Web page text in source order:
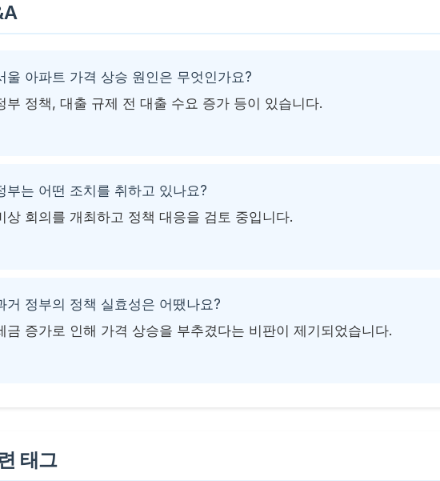
울 아파트 가격 상승 원인은 무엇인가요?
부 정책, 대출 규제 전 대출 수요 증가 등이 있습니다.
부는 어떤 조치를 취하고 있나요?
상 회의를 개최하고 정책 대응을 검토 중입니다.
거 정부의 정책 실효성은 어땠나요?
금 증가로 인해 가격 상승을 부추겼다는 비판이 제기되었습니다.
태그